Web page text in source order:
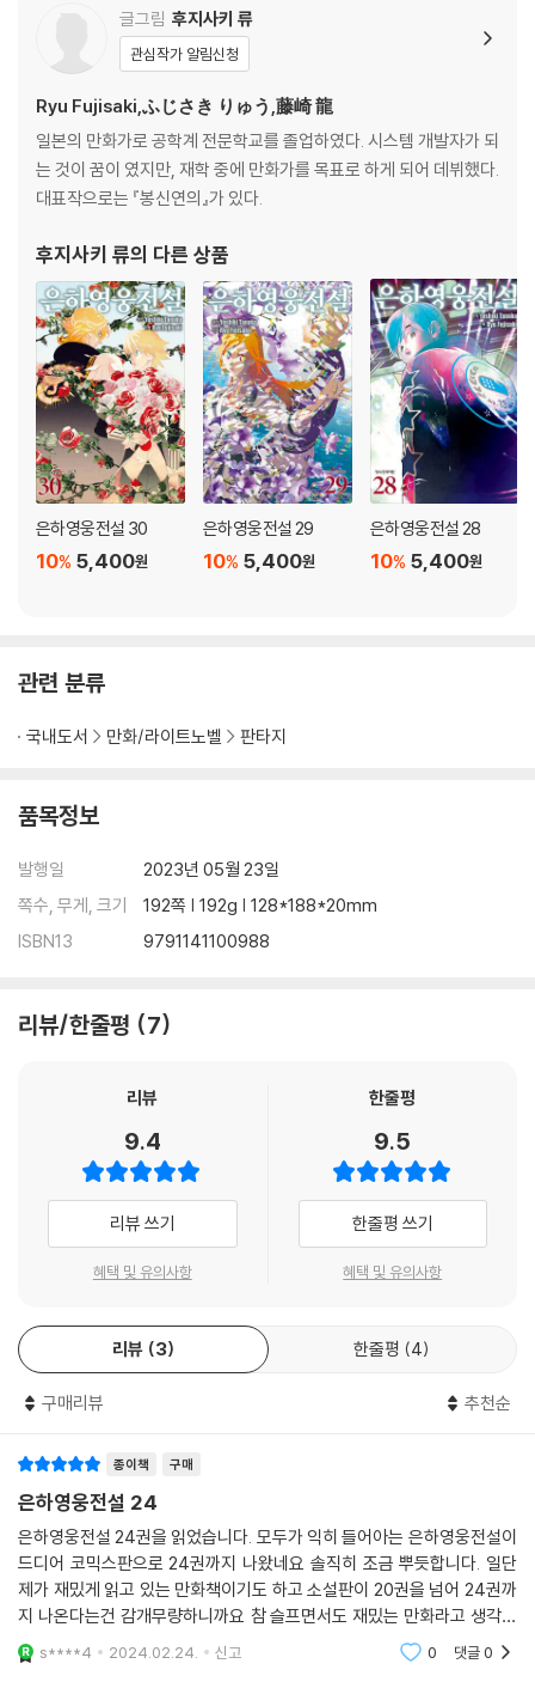
글그림 후지사키 류
관심작가 알림신청
Ryu Fujisaki,ふじさき りゅう,藤崎 龍
일본의 만화가로 공학계 전문학교를 졸업하였다. 시스템 개발자가 되
는 것이 꿈이 였지만, 재학 중에 만화가를 목표로 하게 되어 데뷔했다.
대표작으로는 『봉신연의』가 있다.
후지사키 류의 다른 상품
은하영웅전설 30
5,400원
10%
은하영웅전설 29
5,400원
10%
은하영웅전설 28
5,400원
10%
관련 분류
국내도서 만화/라이트노벨 판타지
품목정보
발행일
2023년 05월 23일
쪽수, 무게, 크기
192쪽 | 192g | 128*188*20mm
ISBN13
9791141100988
리뷰/한줄평 7
리뷰
9.4
리뷰 쓰기
혜택 및 유의사항
한줄평
9.5
한줄평 쓰기
혜택 및 유의사항
리뷰 3 한줄평 4
구매리뷰 추천순
종이책 구매
은하영웅전설 24
은하영웅전설 24권을 읽었습니다. 모두가 익히 들어아는 은하영웅전설이
드디어 코믹스판으로 24권까지 나왔네요 솔직히 조금 뿌듯합니다. 일단
제가 재밌게 읽고 있는 만화책이기도 하고 소설판이 20권을 넘어 24권까
지 나온다는건 감개무량하니까요 참 슬프면서도 재밌는 만화라고 생각합
니다. 그리고 또 유명한 만화이기도 하기 때문에 보지 못한 사람이 없었으
면 좋겠네요 강추드립니
s****4 2024.02.24. 신고 0 댓글0